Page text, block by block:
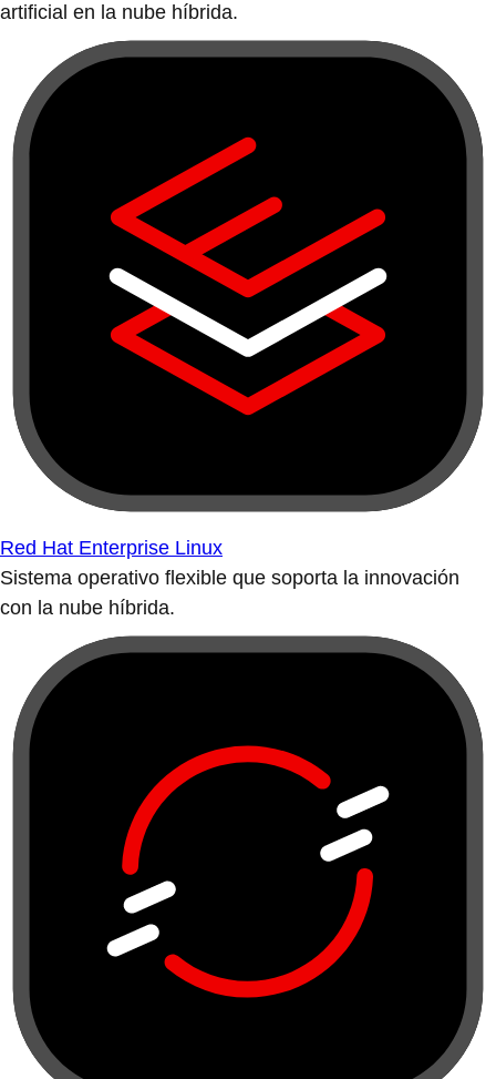
artificial en la nube híbrida.
Red Hat Enterprise Linux
Sistema operativo flexible que soporta la innovación
con la nube híbrida.